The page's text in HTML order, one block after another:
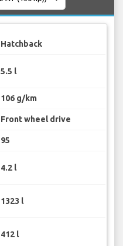
Hatchback
5.5 l
106 g/km
Front wheel drive
95
4.2 l
1323 l
412 l